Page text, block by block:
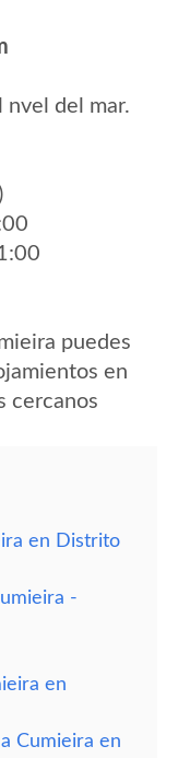
del mar.
puedes
en
cercanos
en Distrito
-
en
Cumieira en